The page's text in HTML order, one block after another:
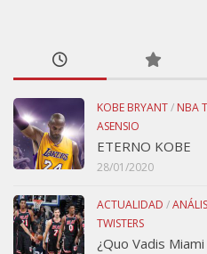
KOBE BRYANT/ NBA
ASENSIO
ETERNO KOBE
28/01/2020
ACTUALIDAD /
TWISTERS
¿Quo Vadis